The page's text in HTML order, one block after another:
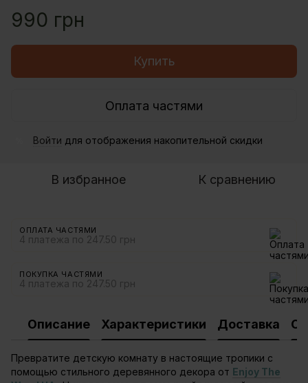
990 грн
Купить
Оплата частями
Войти для отображения накопительной скидки
В избранное К сравнению
ОПЛАТА ЧАСТЯМИ
4 платежа по 247.50 грн
ПОКУПКА ЧАСТЯМИ
4 платежа по 247.50 грн
Описание Характеристики Доставка
Превратите детскую комнату в настоящие тропики с
помощью стильного деревянного декора от Enjoy The